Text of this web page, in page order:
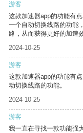
游客
这款加速器app的功能有
一个自动切换线路的功能
路，从而获得更好的加速
2024-10-25
游客
这款加速器app的功能有
动切换线路的功能。
2024-10-25
游客
我一直在寻找一款功能强